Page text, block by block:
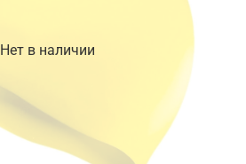
Нет в наличии